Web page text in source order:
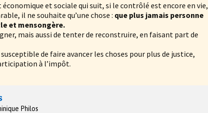
et sociale qui suit, si le contrôlé est encore en vie,
il ne souhaite qu’une chose : que plus jamais personne
et mensongère.
mais aussi de tenter de reconstruire, en faisant part de
de faire avancer les choses pour plus de justice,
à l’impôt.
Philos